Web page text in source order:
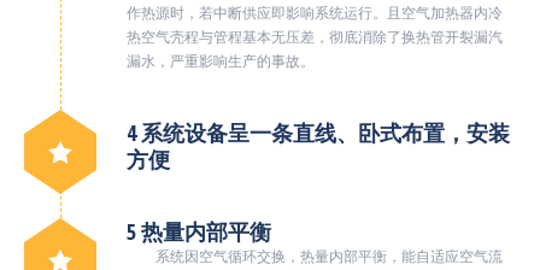
作热源时，若中断供应即影响系统运行。且空气加热器内冷
热空气壳程与管程基本无压差，彻底消除了换热管开裂漏汽
漏水，严重影响生产的事故。
4 系统设备呈一条直线、卧式布置，安装
方便
5 热量内部平衡
系统因空气循环交换，热量内部平衡，能自适应空气流